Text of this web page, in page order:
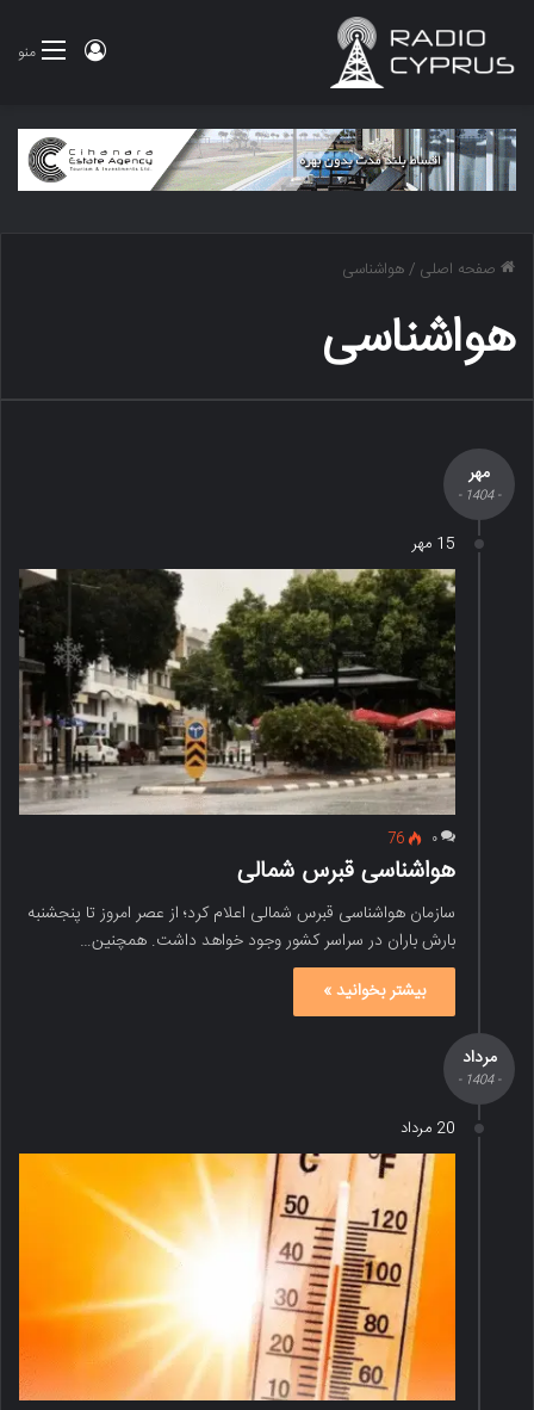
منو ورود
صفحه اصلی /هواشناسی
هواشناسی
مهر
- 1404 -
15 مهر
۰ 76
هواشناسی قبرس شمالی
سازمان هواشناسی قبرس شمالی اعلام کرد؛ از عصر امروز تا پنجشنبه
بارش باران در سراسر کشور وجود خواهد داشت. همچنین…
بیشتر بخوانید »
مرداد
- 1404 -
20 مرداد